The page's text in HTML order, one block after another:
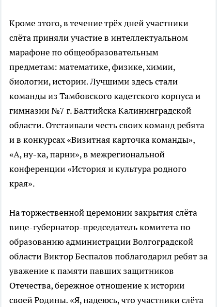
Кроме этого, в течение трёх дней участники
слёта приняли участие в интеллектуальном
марафоне по общеобразовательным
предметам: математике, физике, химии,
биологии, истории. Лучшими здесь стали
команды из Тамбовского кадетского корпуса и
гимназии №7 г. Балтийска Калининградской
области. Отстаивали честь своих команд ребята
и в конкурсах «Визитная карточка команды»,
«А, ну-ка, парни», в межрегиональной
конференции «История и культура родного
края».
На торжественной церемонии закрытия слёта
вице-губернатор-председатель комитета по
образованию администрации Волгоградской
области Виктор Беспалов поблагодарил ребят за
уважение к памяти павших защитников
Отечества, бережное отношение к истории
своей Родины. «Я, надеюсь, что участники слёта